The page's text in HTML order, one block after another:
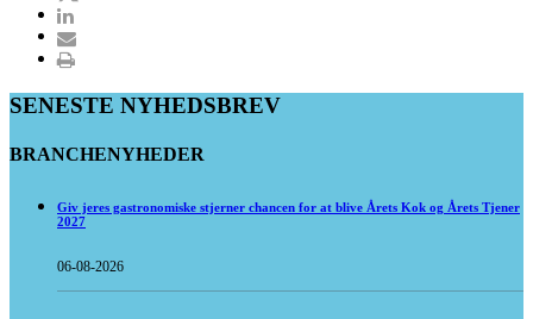
SENESTE NYHEDSBREV
BRANCHENYHEDER
Giv jeres gastronomiske stjerner chancen for at blive Årets Kok og Årets Tjener
2027
06-08-2026